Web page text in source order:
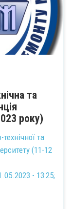
та
року)
та
(11-12
- 13:25;